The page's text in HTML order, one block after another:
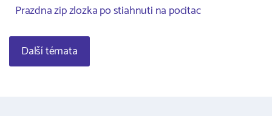
Prazdna zip zlozka po stiahnuti na pocitac
Další témata